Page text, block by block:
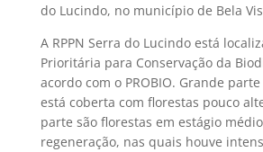
do Lucindo, no município de Bela
A RPPN Serra do Lucindo está
Prioritária para Conservação da
acordo com o PROBIO. Grande
está coberta com florestas pouco
parte são florestas em estágio
regeneração, nas quais houve